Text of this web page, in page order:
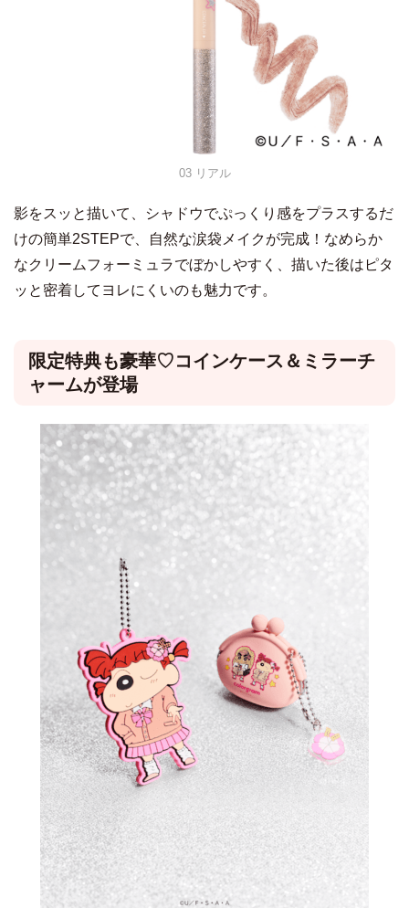
03 リアル
影をスッと描いて、シャドウでぷっくり感をプラスするだ
けの簡単2STEPで、自然な涙袋メイクが完成！なめらか
なクリームフォーミュラでぼかしやすく、描いた後はピタ
ッと密着してヨレにくいのも魅力です。
限定特典も豪華♡コインケース＆ミラーチ
ャームが登場